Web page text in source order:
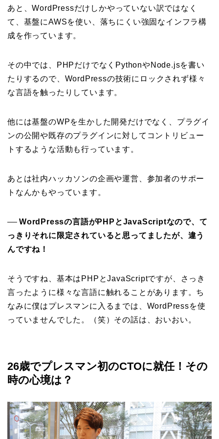
あと、WordPressだけしかやっていない訳ではなく
て、基盤にAWSを使い、落ちにくい強固なインフラ構
成を作っています。
その中では、PHPだけでなくPythonやNode.jsを書い
たりするので、WordPressの技術にロックされず様々
な言語を触ったりしています。
他には基盤のWPを生かした開発だけでなく、プラグイ
ンの公開や既存のプラグインに対してコントリビュー
トするような活動も行っています。
あとは社内ハッカソンの企画や運営、参加者のサポー
トなんかもやっています。
── WordPressの言語がPHPとJavaScriptなので、て
っきりそれに限定されていると思ってましたが、違う
んですね！
そうですね、基本はPHPとJavaScriptですが、さっき
言ったように様々な言語に触れることがあります。ち
なみに僕はプレスマンに入るまでは、WordPressを使
っていませんでした。（笑）その話は、おいおい。
26歳でプレスマン初のCTOに就任！その
時の心境は？